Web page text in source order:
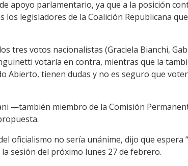
apoyo parlamentario, ya que a la posición
legisladores de la Coalición Republicana
tres votos nacionalistas (Graciela Bianchi,
votaría en contra, mientras que la
Abierto, tienen dudas y no es seguro que
—también miembro de la Comisión
oficialismo no sería unánime, dijo que espera
sesión del próximo lunes 27 de febrero.